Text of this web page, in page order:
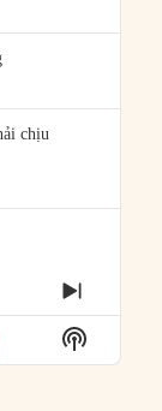
chịu
NEXT
Show
Podcast